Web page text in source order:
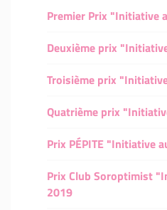
Premier Prix "Initiative
Deuxième prix
Troisième prix
Quatrième prix
Prix PÉPITE "Initiative
Prix Club Soroptimist
2019